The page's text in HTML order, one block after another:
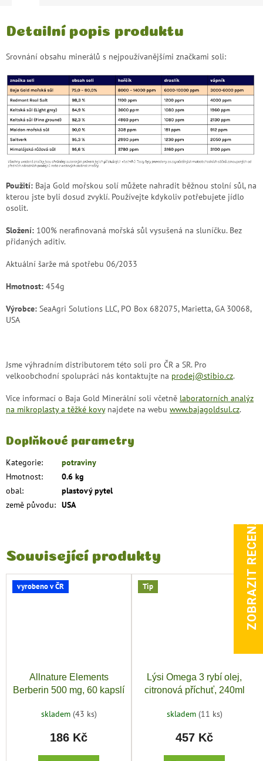
Související produkty
vyrobeno v ČR
Allnature Elements
Berberin 500 mg, 60 kapslí
skladem (43 ks)
186 Kč
Tip
Lýsi Omega 3 rybí olej,
citronová příchuť, 240ml
skladem (11 ks)
457 Kč
Detailní popis produktu
Srovnání obsahu minerálů s nejpoužívanějšími značkami soli:
Použití: Baja Gold mořskou solí můžete nahradit běžnou stolní sůl, na
kterou jste byli dosud zvyklí. Používejte kdykoliv potřebujete jídlo
osolit.
Složení: 100% nerafinovaná mořská sůl vysušená na sluníčku. Bez
přidaných aditiv.
Aktuální šarže má spotřebu 06/2033
Hmotnost: 454g
Výrobce: SeaAgri Solutions LLC, PO Box 682075, Marietta, GA 30068,
USA
Jsme výhradním distributorem této soli pro ČR a SR. Pro
velkoobchodní spolupráci nás kontaktujte na prodej@stibio.cz.
Více informací o Baja Gold Minerální soli včetně laboratorních analýz
na mikroplasty a těžké kovynajdete na webu www.bajagoldsul.cz.
Doplňkové parametry
Kategorie:
potraviny
Hmotnost:
0.6 kg
obal:
plastový pytel
země původu: USA
ZOBRAZIT RECENZE